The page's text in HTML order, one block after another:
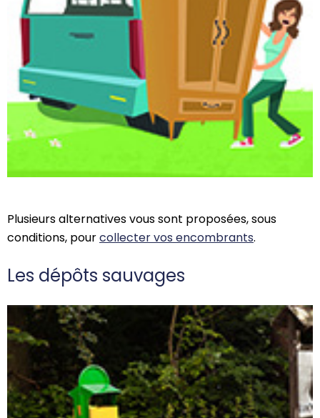
Plusieurs alternatives vous sont proposées, sous
conditions, pourcollecter vos encombrants.
Les dépôts sauvages